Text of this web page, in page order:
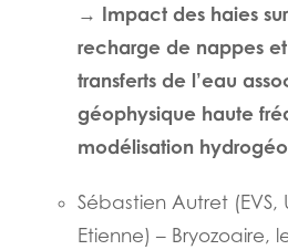
→ Impact des haies
recharge de nappes
transferts de l’eau
géophysique haute
modélisation
Sébastien Autret (EVS,
Etienne) – Bryozoaire,